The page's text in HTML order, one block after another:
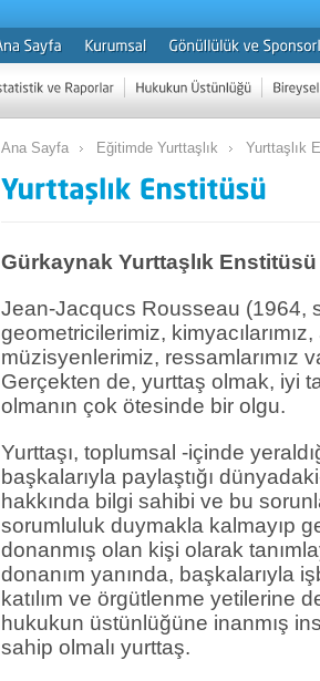
Ana Sayfa Eğitimde Yurttaşlık Yurttaşlık
Gürkaynak Yurttaşlık
Jean-Jacqucs Rousseau (1964,
geometricilerimiz,
müzisyenlerimiz, ressamlarımız
Gerçekten de, yurttaş olmak, iyi
olmanın çok ötesinde bir olgu.
Yurttaşı, toplumsal -içinde
başkalarıyla paylaştığı
hakkında bilgi sahibi ve bu
sorumluluk duymakla kalmayıp
donanmış olan kişi olarak
donanım yanında, başkalarıyla
katılım ve örgütlenme yetilerine
hukukun üstünlüğüne inanmış
sahip olmalı yurttaş.